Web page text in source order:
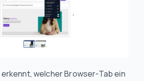
welcher Browser-Tab ein